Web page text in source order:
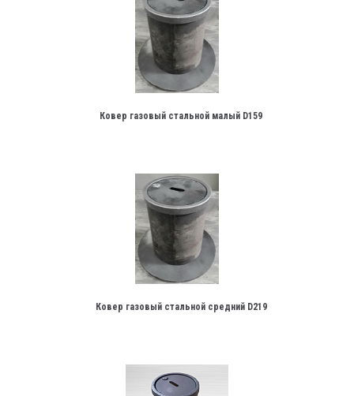
Ковер газовый стальной малый D159
Ковер газовый стальной средний D219